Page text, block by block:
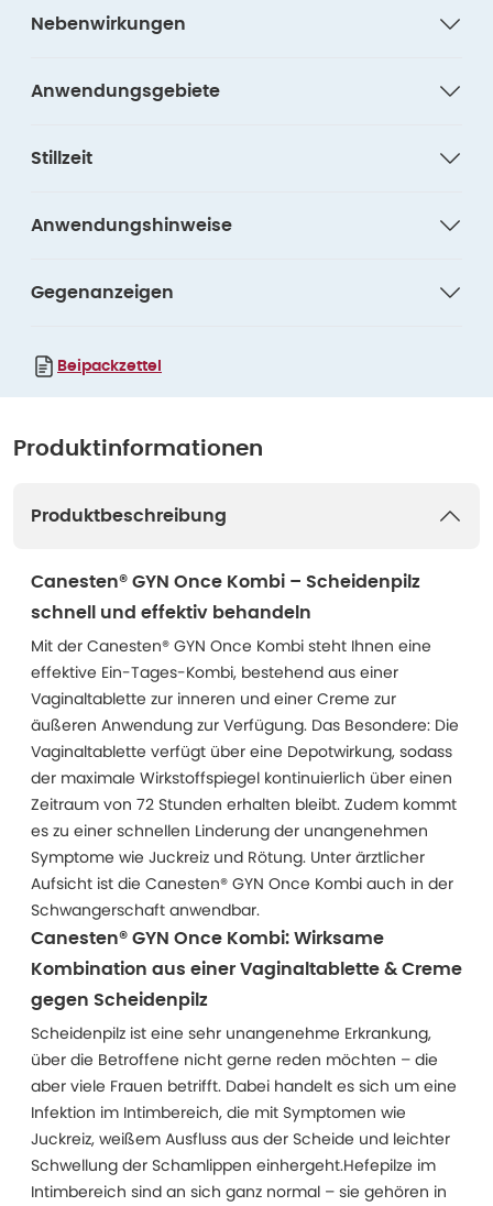
Nebenwirkungen
Anwendungsgebiete
Stillzeit
Anwendungshinweise
Gegenanzeigen
Beipackzettel
Produktinformationen
Produktbeschreibung
Canesten® GYN Once Kombi – Scheidenpilz
schnell und effektiv behandeln
Mit der Canesten® GYN Once Kombi steht Ihnen eine
effektive Ein-Tages-Kombi, bestehend aus einer
Vaginaltablette zur inneren und einer Creme zur
äußeren Anwendung zur Verfügung. Das Besondere: Die
Vaginaltablette verfügt über eine Depotwirkung, sodass
der maximale Wirkstoffspiegel kontinuierlich über einen
Zeitraum von 72 Stunden erhalten bleibt. Zudem kommt
es zu einer schnellen Linderung der unangenehmen
Symptome wie Juckreiz und Rötung. Unter ärztlicher
Aufsicht ist die Canesten® GYN Once Kombi auch in der
Schwangerschaft anwendbar.
Canesten® GYN Once Kombi: Wirksame
Kombination aus einer Vaginaltablette & Creme
gegen Scheidenpilz
Scheidenpilz ist eine sehr unangenehme Erkrankung,
über die Betroffene nicht gerne reden möchten – die
aber viele Frauen betrifft. Dabei handelt es sich um eine
Infektion im Intimbereich, die mit Symptomen wie
Juckreiz, weißem Ausfluss aus der Scheide und leichter
Schwellung der Schamlippen einhergeht.Hefepilze im
Intimbereich sind an sich ganz normal – sie gehören in